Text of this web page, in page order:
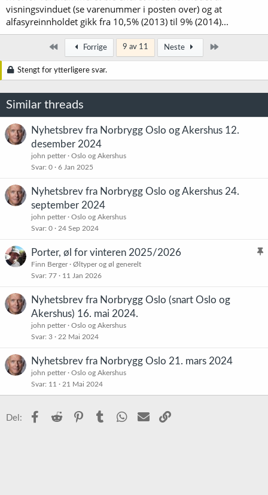
visningsvinduet (se varenummer i posten over) og at
alfasyreinnholdet gikk fra 10,5% (2013) til 9% (2014)...
Først Forrige 9 av 11 Neste
Stengt for ytterligere svar.
Similar threads
Nyhetsbrev fra Norbrygg Oslo og Akershus 12.
desember 2024
john petter
Oslo og Akershus
Svar 0 6 Jan 2025
Nyhetsbrev fra Norbrygg Oslo og Akershus 24.
september 2024
john petter
Oslo og Akershus
Svar 0 24 Sep 2024
K
Porter, øl for vinteren 2025/2026
Finn Berger
Øltyper og øl generelt
Svar 77 11 Jan 2026
Nyhetsbrev fra Norbrygg Oslo (snart Oslo og
Akershus) 16. mai 2024.
john petter
Oslo og Akershus
Svar 3 22 Mai 2024
Nyhetsbrev fra Norbrygg Oslo 21. mars 2024
john petter
Oslo og Akershus
Svar 11 21 Mai 2024
Del: Facebook
Reddit PinterestTumblr WhatsApp
E-post